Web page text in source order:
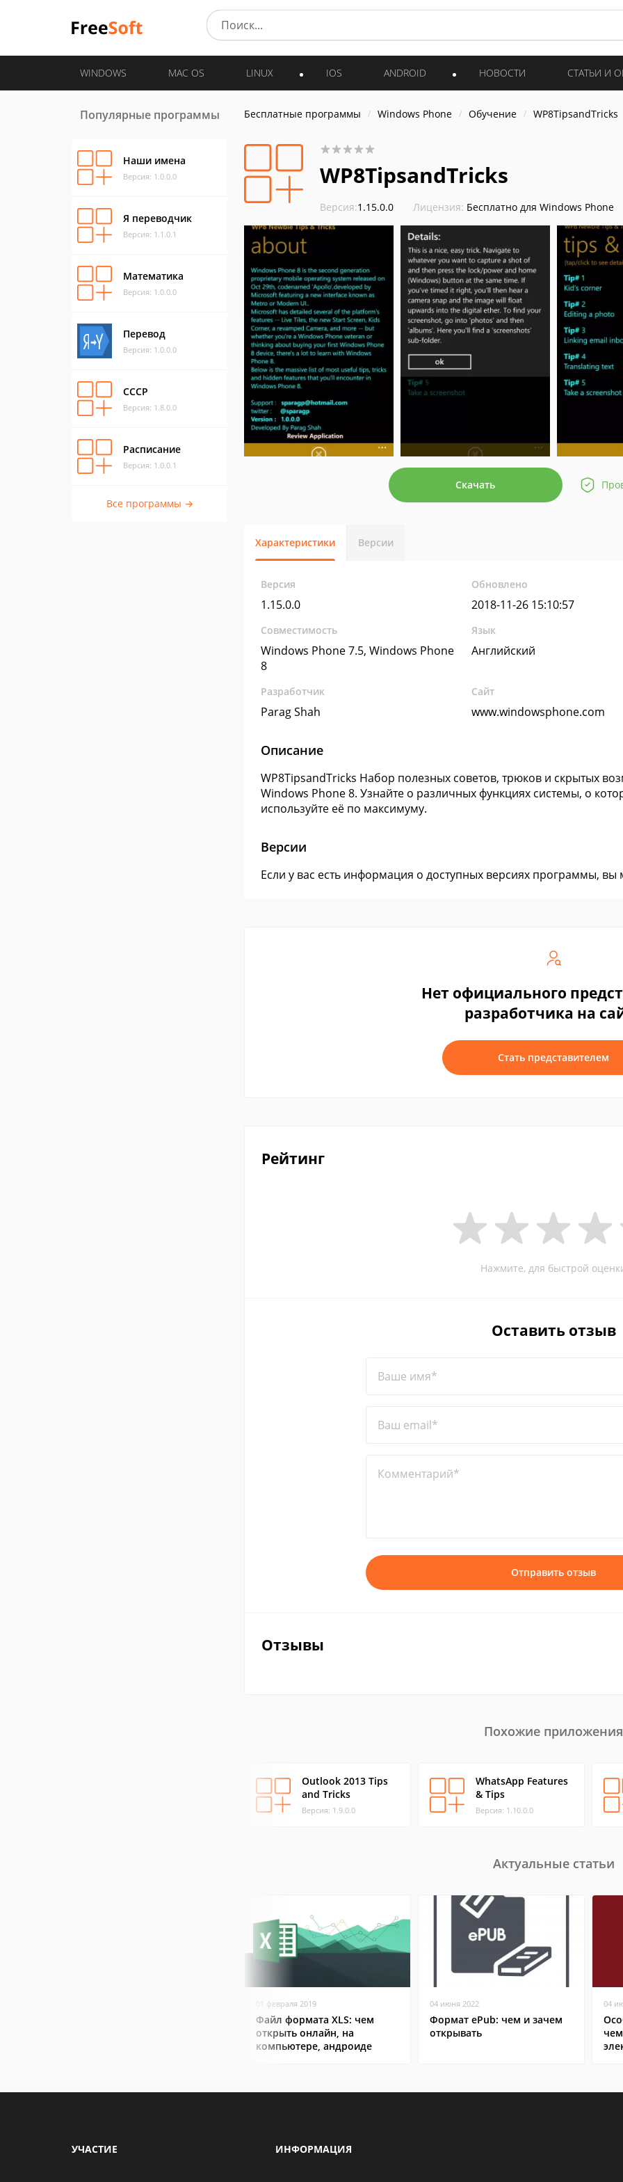
WINDOWS MAC OS LINUX IOS ANDROID НОВОСТИ СТАТЬИ И
Популярные программы
Наши имена
Версия: 1.0.0.0
Я переводчик
Версия: 1.1.0.1
Математика
Версия: 1.0.0.0
Перевод
Версия: 1.0.0.0
СССР
Версия: 1.8.0.0
Расписание
Версия: 1.0.0.1
Все программы →
Бесплатные программы Windows Phone Обучение WP8TipsandTricks
WP8TipsandTricks
Версия:1.15.0.0 Лицензия: Бесплатно для Windows Phone
Скачать
Характеристики Версии
Версия
1.15.0.0
Обновлено
2018-11-26 15:10:57
Совместимость
Windows Phone 7.5, Windows Phone
8
Язык
Английский
Разработчик
Parag Shah
Сайт
www.windowsphone.com
Описание
WP8TipsandTricks Набор полезных советов, трюков и скрытых
Windows Phone 8. Узнайте о различных функциях системы, о
используйте её по максимуму.
Версии
Если у вас есть информация о доступных версиях программы,
Нет официального
разработчика на
Стать представителем
Рейтинг
Нажмите, для быстрой
Оставить отзыв
Ваше имя*
Ваш email*
Комментарий*
Отправить отзыв
Отзывы
Похожие приложения
Outlook 2013 Tips
and Tricks
Версия: 1.9.0.0
WhatsApp Features
& Tips
Версия: 1.10.0.0
Актуальные статьи
01 февраля 2019
Файл формата XLS: чем
открыть онлайн, на
компьютере, андроиде
04 июня 2022
Формат ePub: чем и зачем
открывать
04
УЧАСТИЕ ИНФОРМАЦИЯ